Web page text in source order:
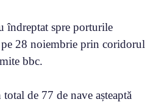
îndreptat spre porturile
28 noiembrie prin coridorul
bbc.
de 77 de nave așteaptă